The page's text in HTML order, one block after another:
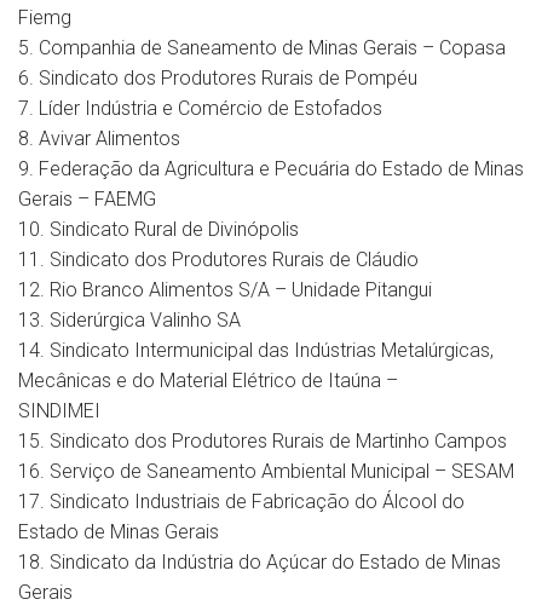
Fiemg
5. Companhia de Saneamento de Minas Gerais – Copasa
6. Sindicato dos Produtores Rurais de Pompéu
7. Líder Indústria e Comércio de Estofados
8. Avivar Alimentos
9. Federação da Agricultura e Pecuária do Estado de Minas
Gerais – FAEMG
10. Sindicato Rural de Divinópolis
11. Sindicato dos Produtores Rurais de Cláudio
12. Rio Branco Alimentos S/A – Unidade Pitangui
13. Siderúrgica Valinho SA
14. Sindicato Intermunicipal das Indústrias Metalúrgicas,
Mecânicas e do Material Elétrico de Itaúna –
SINDIMEI
15. Sindicato dos Produtores Rurais de Martinho Campos
16. Serviço de Saneamento Ambiental Municipal – SESAM
17. Sindicato Industriais de Fabricação do Álcool do
Estado de Minas Gerais
18. Sindicato da Indústria do Açúcar do Estado de Minas
Gerais